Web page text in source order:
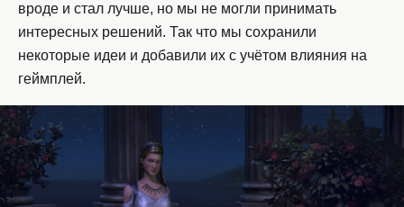
вроде и стал лучше, но мы не могли принимать
интересных решений. Так что мы сохранили
некоторые идеи и добавили их с учётом влияния на
геймплей.